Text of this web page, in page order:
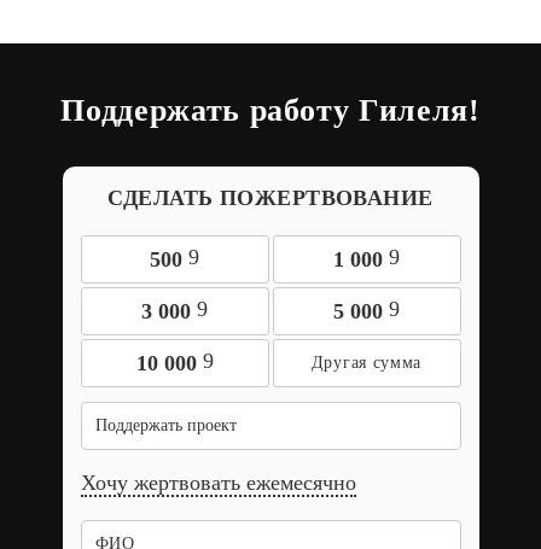
Поддержать работу Гилеля!
СДЕЛАТЬ ПОЖЕРТВОВАНИЕ
500 9 1 000 9
3 000 9 5 000 9
10 000 9
Поддержать проект
Хочу жертвовать ежемесячно